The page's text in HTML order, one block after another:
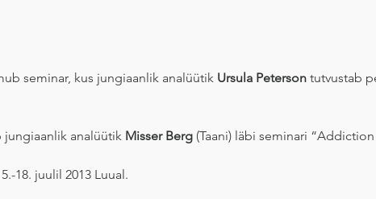
seminar, kus jungiaanlik analüütik Ursula Peterson tutvustab
jungiaanlik analüütik Misser Berg (Taani) läbi seminari
18. juulil 2013 Luual.